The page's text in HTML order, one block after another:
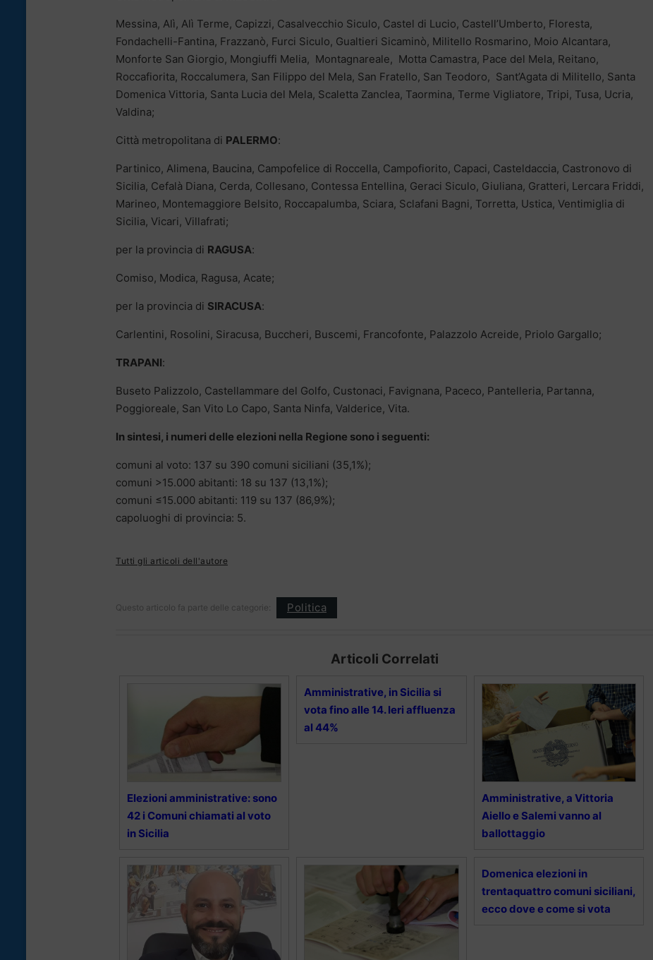
Messina, Alì, Alì Terme, Capizzi, Casalvecchio Siculo, Castel di Lucio, Castell’Umberto, Floresta,
Fondachelli-Fantina, Frazzanò, Furci Siculo, Gualtieri Sicaminò, Militello Rosmarino, Moio Alcantara,
Monforte San Giorgio, Mongiuffi Melia, Montagnareale, Motta Camastra, Pace del Mela, Reitano,
Roccafiorita, Roccalumera, San Filippo del Mela, San Fratello, San Teodoro, Sant’Agata di Militello, Santa
Domenica Vittoria, Santa Lucia del Mela, Scaletta Zanclea, Taormina, Terme Vigliatore, Tripi, Tusa, Ucria,
Valdina;
Città metropolitana di PALERMO:
Partinico, Alimena, Baucina, Campofelice di Roccella, Campofiorito, Capaci, Casteldaccia, Castronovo di
Sicilia, Cefalà Diana, Cerda, Collesano, Contessa Entellina, Geraci Siculo, Giuliana, Gratteri, Lercara Friddi,
Marineo, Montemaggiore Belsito, Roccapalumba, Sciara, Sclafani Bagni, Torretta, Ustica, Ventimiglia di
Sicilia, Vicari, Villafrati;
per la provincia di RAGUSA:
Comiso, Modica, Ragusa, Acate;
per la provincia di SIRACUSA:
Carlentini, Rosolini, Siracusa, Buccheri, Buscemi, Francofonte, Palazzolo Acreide, Priolo Gargallo;
TRAPANI:
Buseto Palizzolo, Castellammare del Golfo, Custonaci, Favignana, Paceco, Pantelleria, Partanna,
Poggioreale, San Vito Lo Capo, Santa Ninfa, Valderice, Vita.
In sintesi, i numeri delle elezioni nella Regione sono i seguenti:
comuni al voto: 137 su 390 comuni siciliani (35,1%);
comuni >15.000 abitanti: 18 su 137 (13,1%);
comuni ≤15.000 abitanti: 119 su 137 (86,9%);
capoluoghi di provincia: 5.
Tutti gli articoli dell'autore
Questo articolo fa parte delle categorie: Politica
Articoli Correlati
Elezioni amministrative: sono
42 i Comuni chiamati al voto
in Sicilia
Amministrative, in Sicilia si
vota fino alle 14. Ieri affluenza
al 44%
Amministrative, a Vittoria
Aiello e Salemi vanno al
ballottaggio
Domenica elezioni in
trentaquattro comuni siciliani,
ecco dove e come si vota